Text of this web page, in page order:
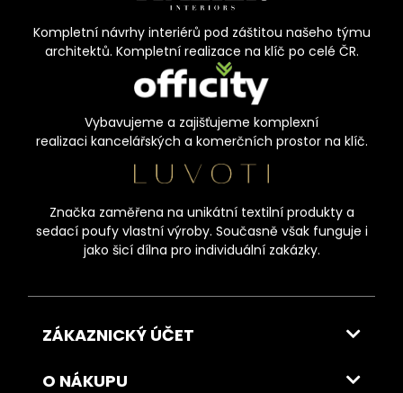
Kompletní návrhy interiérů pod záštitou našeho týmu
architektů. Kompletní realizace na klíč po celé ČR.
Vybavujeme a zajišťujeme komplexní
realizaci kancelářských a komerčních prostor na klíč.
Značka zaměřena na unikátní textilní produkty a
sedací poufy vlastní výroby. Současně však funguje i
jako šicí dílna pro individuální zakázky.
ZÁKAZNICKÝ ÚČET
O NÁKUPU